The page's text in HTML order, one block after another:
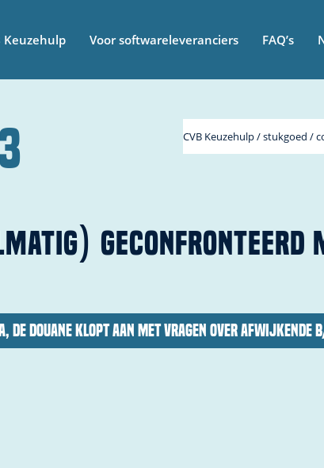
Keuzehulp Voor softwareleveranciers FAQ’s
CVB Keuzehulp / stukgoed /
GECONFRONTEERD
de Douane klopt aan met vragen over afwijkende